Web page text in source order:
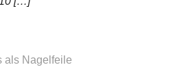
als Nagelfeile